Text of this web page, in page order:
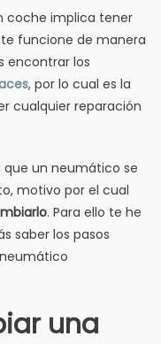
coche implica tener
funcione de manera
encontrar los
, por lo cual es la
cualquier reparación
un neumático se
motivo por el cual
. Para ello te he
saber los pasos
una